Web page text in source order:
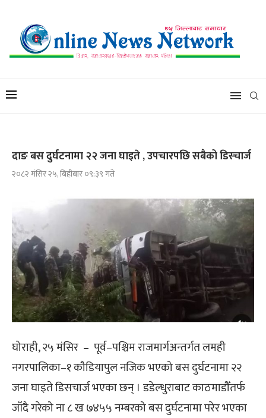
दाङ बस दुर्घटनामा २२ जना घाइते , उपचारपछि सबैको डिस्चार्ज
२०८२ मंसिर २५, बिहीबार ०९:३९ गते
घोराही, २५ मंसिर – पूर्व–पश्चिम राजमार्गअन्तर्गत लमही
नगरपालिका–१ कौडियापुल नजिक भएको बस दुर्घटनामा २२
जना घाइते डिसचार्ज भएका छन् । डडेल्धुराबाट काठमाडौँतर्फ
जाँदै गरेको ना ८ ख ७४५५ नम्बरको बस दुर्घटनामा परेर भएका